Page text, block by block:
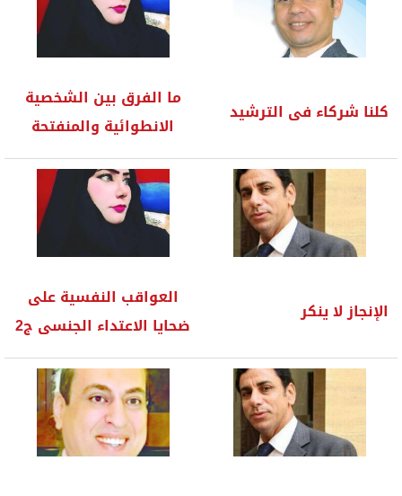
كلنا شركاء فى الترشيد
ما الفرق بين الشخصية
الانطوائية والمنفتحة
الإنجاز لا ينكر
العواقب النفسية على
ضحايا الاعتداء الجنسى ج2